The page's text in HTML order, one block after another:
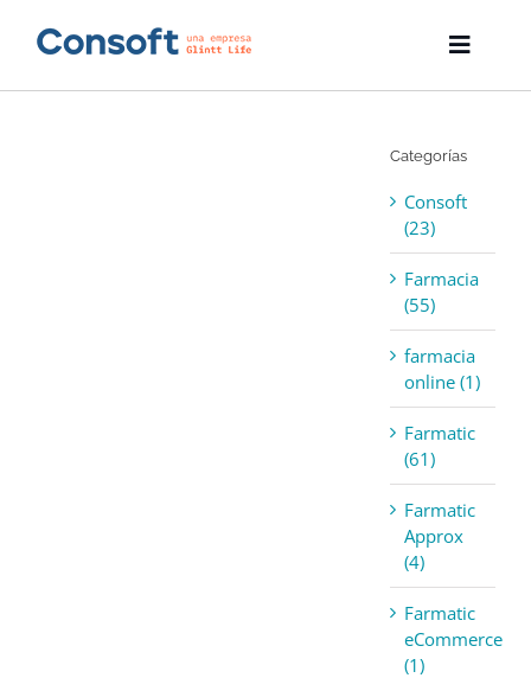
Toggle
Categorías
Consoft
(23)
Farmacia
(55)
farmacia
online (1)
Farmatic
(61)
Farmatic
Approx
(4)
Farmatic
eCommerce
(1)